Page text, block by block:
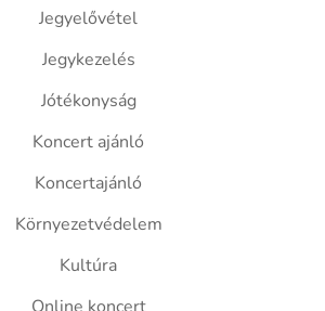
Jegyelővétel
Jegykezelés
Jótékonyság
Koncert ajánló
Koncertajánló
Környezetvédelem
Kultúra